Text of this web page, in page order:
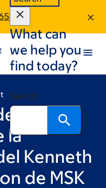
What can
we help you
find today?
Search
la
Kenneth
de MSK